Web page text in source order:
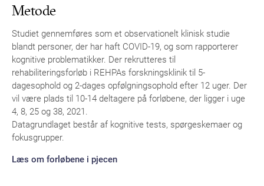
Metode
Studiet gennemføres som et observationelt klinisk studie
blandt personer, der har haft COVID-19, og som rapporterer
kognitive problematikker. Der rekrutteres til
rehabiliteringsforløb i REHPAs forskningsklinik til 5-
dagesophold og 2-dages opfølgningsophold efter 12 uger. Der
vil være plads til 10-14 deltagere på forløbene, der ligger i uge
4, 8, 25 og 38, 2021.
Datagrundlaget består af kognitive tests, spørgeskemaer og
fokusgrupper.
Læs om forløbene i pjecen